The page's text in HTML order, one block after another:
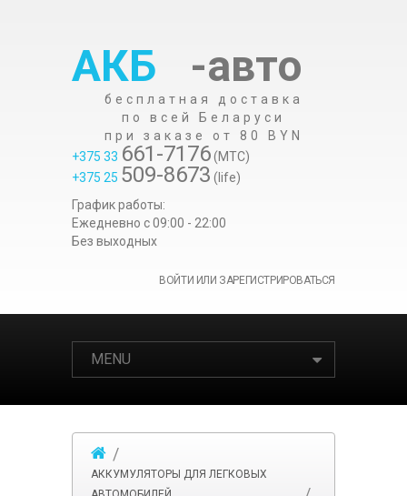
АКБ -авто
бесплатная доставка
по всей Беларуси
при заказе от 80 BYN
+375 33 661-7176(МТС)
+375 25 509-8673 (life)
График работы:
Ежедневно c 09:00 - 22:00
Без выходных
ВОЙТИ ИЛИ ЗАРЕГИСТРИРОВАТЬСЯ
MENU
АККУМУЛЯТОРЫ ДЛЯ ЛЕГКОВЫХ